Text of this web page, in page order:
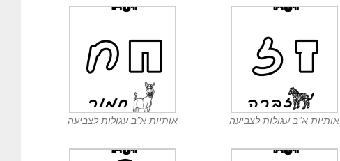
אותיות א”ב עגולות לצביעה אותיות א”ב עגולות לצביעה